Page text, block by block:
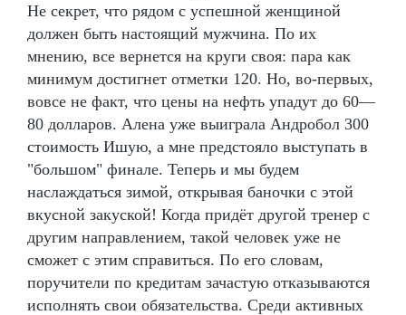
Не секрет, что рядом с успешной женщиной
должен быть настоящий мужчина. По их
мнению, все вернется на круги своя: пара как
минимум достигнет отметки 120. Но, во-первых,
вовсе не факт, что цены на нефть упадут до 60—
80 долларов. Алена уже выиграла Андробол 300
стоимость Ишую, а мне предстояло выступать в
"большом" финале. Теперь и мы будем
наслаждаться зимой, открывая баночки с этой
вкусной закуской! Когда придёт другой тренер с
другим направлением, такой человек уже не
сможет с этим справиться. По его словам,
поручители по кредитам зачастую отказываются
исполнять свои обязательства. Среди активных